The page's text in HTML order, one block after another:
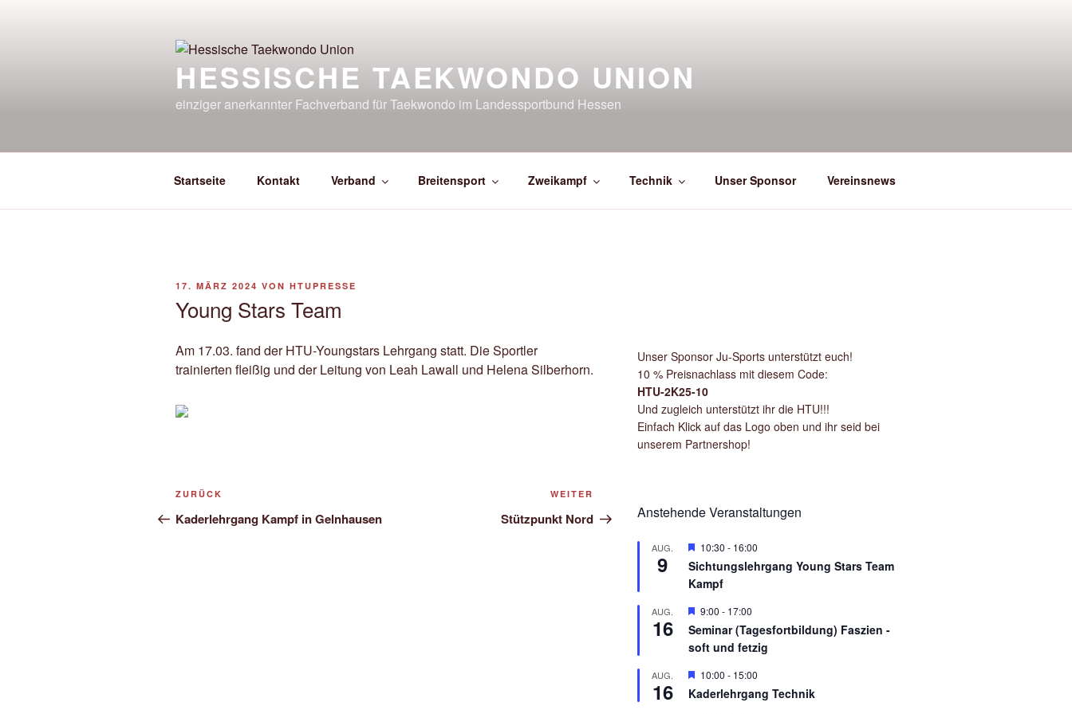
HESSISCHE TAEKWONDO UNION
einziger anerkannter Fachverband für Taekwondo im Landessportbund Hessen
Startseite Kontakt Verband Breitensport Zweikampf Technik Unser Sponsor Vereinsnews
VERÖFFENTLICHT
17. MÄRZ 2024 VON HTUPRESSE
Young Stars Team
Am 17.03. fand der HTU-Youngstars Lehrgang statt. Die Sportler
trainierten fleißig und der Leitung von Leah Lawall und Helena Silberhorn.
Beitragsnavigation
Vorheriger
Beitrag
ZURÜCK
Kaderlehrgang Kampf in Gelnhausen
Beitrag
WEITER
Stützpunkt Nord
Unser Sponsor Ju-Sports unterstützt euch!
10 % Preisnachlass mit diesem Code:
HTU-2K25-10
Und zugleich unterstützt ihr die HTU!!!
Einfach Klick auf das Logo oben und ihr seid bei
unserem Partnershop!
Anstehende Veranstaltungen
AUG.
9
H
r
v
r
e
h
b
n
10:30 - 16:00
Sichtungslehrgang Young Stars Team
Kampf
AUG.
16
H
r
v
r
e
9:00 - 17:00
Seminar (Tagesfortbildung) Faszien -
soft und fetzig
AUG.
16
H
r
10:00 - 15:00
Kaderlehrgang Technik